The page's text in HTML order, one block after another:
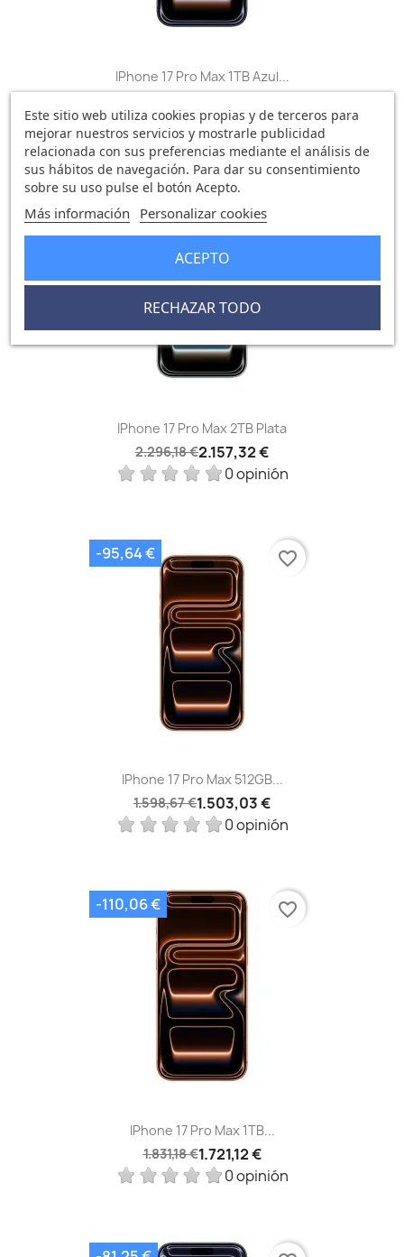
IPhone 17 Pro Max 1TB Azul...
0 opinión
IPhone 17 Pro Max 2TB Plata
2.296,18 €2.157,32 €
0 opinión
-138,86 €
FUERA DE STOCK
IPhone 17 Pro Max 512GB...
1.598,67 €1.503,03 €
0 opinión
-95,64 € favorite_border
IPhone 17 Pro Max 1TB...
1.831,18 €1.721,12 €
0 opinión
-110,06 € favorite_border
Este sitio web utiliza cookies propias y de terceros para
mejorar nuestros servicios y mostrarle publicidad
relacionada con sus preferencias mediante el análisis de
sus hábitos de navegación. Para dar su consentimiento
sobre su uso pulse el botón Acepto.
Más información Personalizar cookies
RECHAZAR TODO
ACEPTO